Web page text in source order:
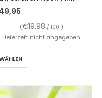
(€19,98 / 100 )
Lieferzeit: nicht angegeben